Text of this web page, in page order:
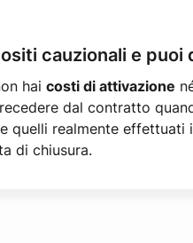
cauzionali e puoi
hai costi di attivazione
dal contratto
quelli realmente
di chiusura.